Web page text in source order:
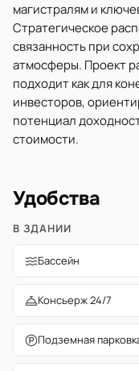
магистралям и
Стратегическое
связанность при
атмосферы. Проект
подходит как для
инвесторов,
потенциал
стоимости.
Удобства
В ЗДАНИИ
Бассейн
Консьерж 24/7
Подземная